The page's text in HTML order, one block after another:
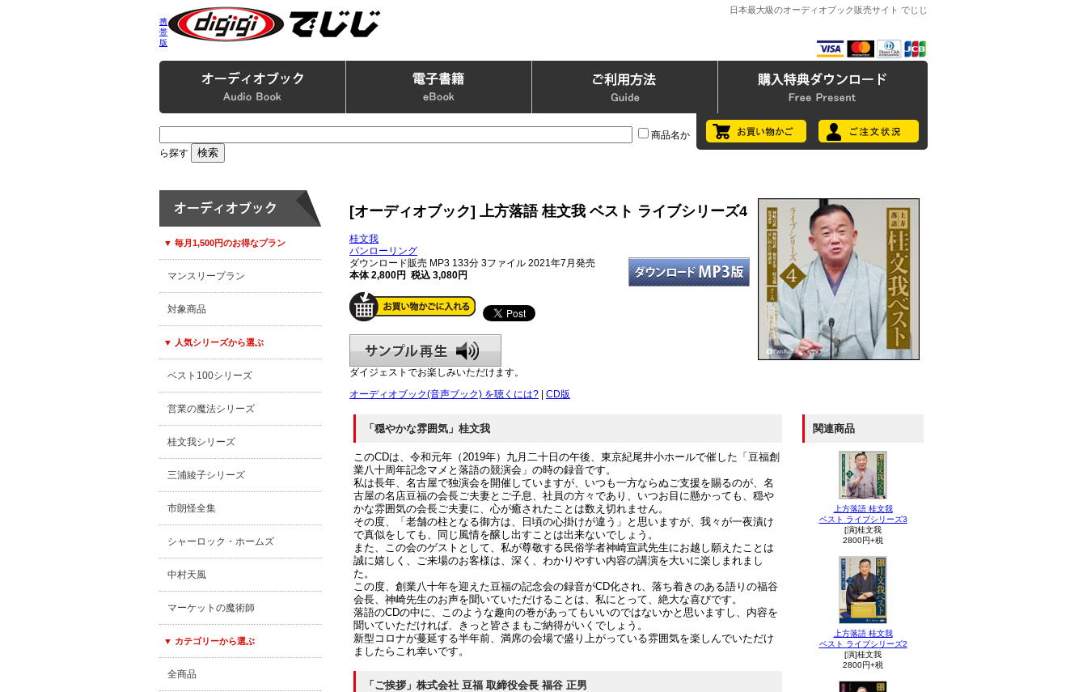
携
帯
版
日本最大級のオーディオブック販売サイト でじじ
商品名か
ら探す
▼ 毎月1,500円のお得なプラン
マンスリープラン
対象商品
▼ 人気シリーズから選ぶ
ベスト100シリーズ
営業の魔法シリーズ
桂文我シリーズ
三浦綾子シリーズ
市朗怪全集
シャーロック・ホームズ
中村天風
マーケットの魔術師
▼ カテゴリーから選ぶ
全商品
[オーディオブック] 上方落語 桂文我 ベスト ライブシリーズ4
桂文我
パンローリング
ダウンロード販売 MP3 133分 3ファイル 2021年7月発売
本体 2,800円 税込 3,080円
ダイジェストでお楽しみいただけます。
オーディオブック(音声ブック) を聴くには? | CD版
「穏やかな雰囲気」桂文我
このCDは、令和元年（2019年）九月二十日の午後、東京紀尾井小ホールで催した「豆福創
業八十周年記念マメと落語の競演会」の時の録音です。
私は長年、名古屋で独演会を開催していますが、いつも一方ならぬご支援を賜るのが、名
古屋の名店豆福の会長ご夫妻とご子息、社員の方々であり、いつお目に懸かっても、穏や
かな雰囲気の会長ご夫妻に、心が癒されたことは数え切れません。
その度、「老舗の柱となる御方は、日頃の心掛けが違う」と思いますが、我々が一夜漬け
で真似をしても、同じ風情を醸し出すことは出来ないでしょう。
また、この会のゲストとして、私が尊敬する民俗学者神崎宣武先生にお越し願えたことは
誠に嬉しく、ご来場のお客様は、深く、わかりやすい内容の講演を大いに楽しまれまし
た。
この度、創業八十年を迎えた豆福の記念会の録音がCD化され、落ち着きのある語りの福谷
会長、神崎先生のお声を聞いていただけることは、私にとって、絶大な喜びです。
落語のCDの中に、このような趣向の巻があってもいいのではないかと思いますし、内容を
聞いていただければ、きっと皆さまもご納得がいくでしょう。
新型コロナが蔓延する半年前、満席の会場で盛り上がっている雰囲気を楽しんでいただけ
ましたらこれ幸いです。
「ご挨拶」株式会社 豆福 取締役会長 福谷 正男
関連商品
上方落語 桂文我
ベスト ライブシリーズ3
[演]桂文我
2800円+税
上方落語 桂文我
ベスト ライブシリーズ2
[演]桂文我
2800円+税